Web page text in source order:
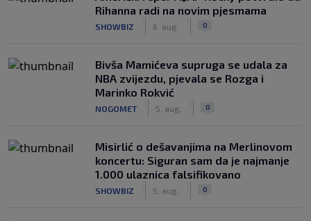
Rihanna radi na novim pjesmama
SHOWBIZ 6. aug. 0
Bivša Mamićeva supruga se udala za
NBA zvijezdu, pjevala se Rozga i
Marinko Rokvić
NOGOMET 5. aug. 0
Misirlić o dešavanjima na Merlinovom
koncertu: Siguran sam da je najmanje
1.000 ulaznica falsifikovano
SHOWBIZ 5. aug. 0